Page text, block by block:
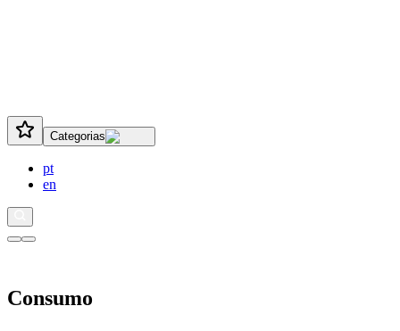
Categorias
pt
en
Consumo